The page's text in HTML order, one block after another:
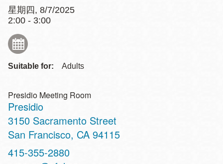
星期四, 8/7/2025
2:00 - 3:00
Suitable for: Adults
Presidio Meeting Room
Presidio
Address
3150 Sacramento Street
San Francisco, CA 94115
Contact
Telephone
415-355-2880